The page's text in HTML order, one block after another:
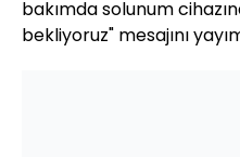
bakımda solunum
bekliyoruz" mesajını